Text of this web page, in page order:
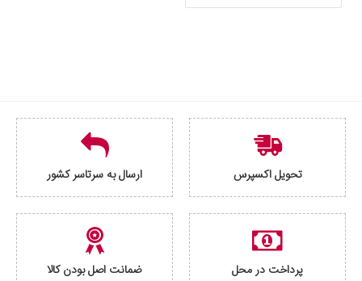
تحویل اکسپرس ارسال به سرتاسر کشور
پرداخت در محل ضمانت اصل بودن کالا